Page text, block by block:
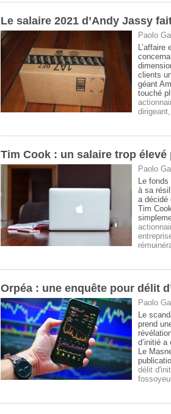
Le salaire 2021 d’Andy Jassy
Paolo
clients
géant
touché
dirigeant,
Tim Cook : un salaire trop
Paolo
Le
à sa
a décidé
Tim
Orpéa : une enquête pour délit
Paolo
Le
prend
d’initié
Le
délit